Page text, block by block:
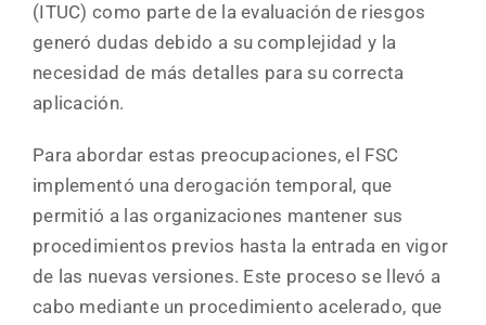
(ITUC) como parte de la evaluación de riesgos
generó dudas debido a su complejidad y la
necesidad de más detalles para su correcta
aplicación.
Para abordar estas preocupaciones, el FSC
implementó una derogación temporal, que
permitió a las organizaciones mantener sus
procedimientos previos hasta la entrada en vigor
de las nuevas versiones. Este proceso se llevó a
cabo mediante un procedimiento acelerado, que